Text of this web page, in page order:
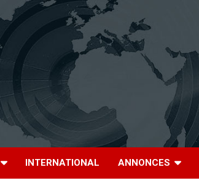
INTERNATIONAL ANNONCES